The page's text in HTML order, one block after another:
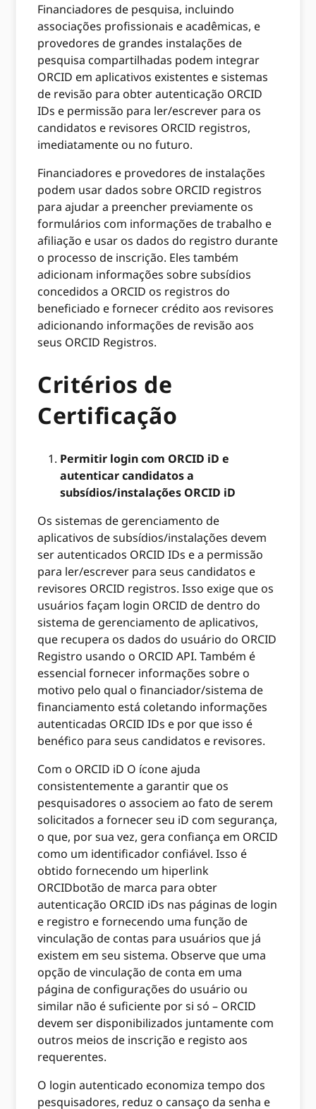
Financiadores de pesquisa, incluindo
associações profissionais e acadêmicas, e
provedores de grandes instalações de
pesquisa compartilhadas podem integrar
ORCID em aplicativos existentes e sistemas
de revisão para obter autenticação ORCID
IDs e permissão para ler/escrever para os
candidatos e revisores ORCID registros,
imediatamente ou no futuro.
Financiadores e provedores de instalações
podem usar dados sobre ORCID registros
para ajudar a preencher previamente os
formulários com informações de trabalho e
afiliação e usar os dados do registro durante
o processo de inscrição. Eles também
adicionam informações sobre subsídios
concedidos a ORCID os registros do
beneficiado e fornecer crédito aos revisores
adicionando informações de revisão aos
seus ORCID Registros.
Critérios de
Certificação
Permitir login com ORCID iD e
autenticar candidatos a
subsídios/instalações ORCID iD
Os sistemas de gerenciamento de
aplicativos de subsídios/instalações devem
ser autenticados ORCID IDs e a permissão
para ler/escrever para seus candidatos e
revisores ORCID registros. Isso exige que os
usuários façam login ORCID de dentro do
sistema de gerenciamento de aplicativos,
que recupera os dados do usuário do ORCID
Registro usando o ORCID API. Também é
essencial fornecer informações sobre o
motivo pelo qual o financiador/sistema de
financiamento está coletando informações
autenticadas ORCID IDs e por que isso é
benéfico para seus candidatos e revisores.
Com o ORCID iD O ícone ajuda
consistentemente a garantir que os
pesquisadores o associem ao fato de serem
solicitados a fornecer seu iD com segurança,
o que, por sua vez, gera confiança em ORCID
como um identificador confiável. Isso é
obtido fornecendo um hiperlink
ORCIDbotão de marca para obter
autenticação ORCID iDs nas páginas de login
e registro e fornecendo uma função de
vinculação de contas para usuários que já
existem em seu sistema. Observe que uma
opção de vinculação de conta em uma
página de configurações do usuário ou
similar não é suficiente por si só – ORCID
devem ser disponibilizados juntamente com
outros meios de inscrição e registo aos
requerentes.
O login autenticado economiza tempo dos
pesquisadores, reduz o cansaço da senha e